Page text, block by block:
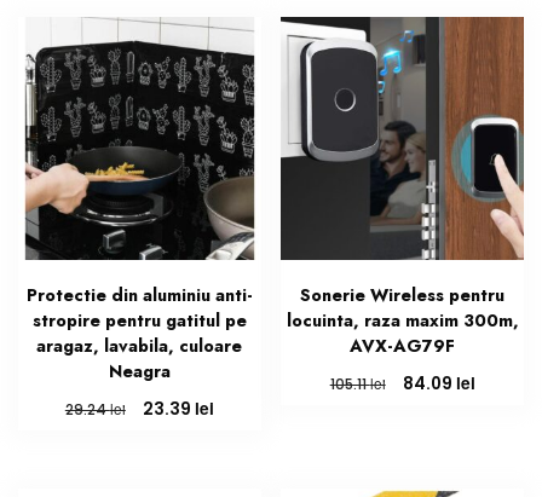
Protectie din aluminiu anti-
stropire pentru gatitul pe
aragaz, lavabila, culoare
Neagra
29.24lei
Prețul
23.39 leiPrețul
Sonerie Wireless pentru
locuinta, raza maxim 300m,
AVX-AG79F
105.11lei
Prețul
84.09 leiPrețul